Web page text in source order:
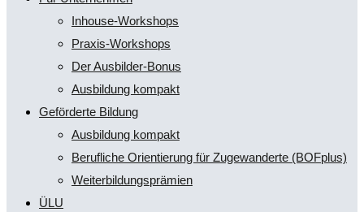
Inhouse-Workshops
Praxis-Workshops
Der Ausbilder-Bonus
Ausbildung kompakt
Geförderte Bildung
Ausbildung kompakt
Berufliche Orientierung für Zugewanderte (BOFplus)
Weiterbildungsprämien
ÜLU